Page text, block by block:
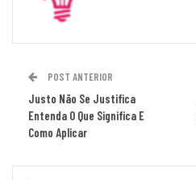
POST ANTERIOR
Justo Não Se Justifica
Entenda O Que Significa E
Como Aplicar